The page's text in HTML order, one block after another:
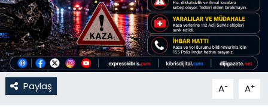
Paylaş A- A+
Magazin
Moda
Nöbetçi Eczaneler